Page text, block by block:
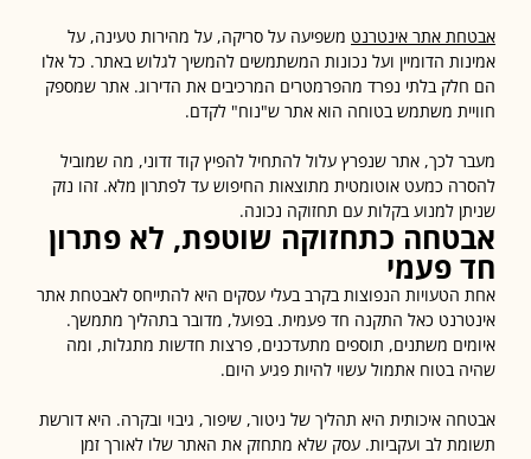
אתר אינטרנטמשפיעה על סריקה, על מהירות טעינה, על
הדומיין ועל נכונות המשתמשים להמשיך לגלוש באתר. כל אלו
בלתי נפרד מהפרמטרים המרכיבים את הדירוג. אתר שמספק
משתמש בטוחה הוא אתר ש"נוח" לקדם.
לכך, אתר שנפרץ עלול להתחיל להפיץ קוד זדוני, מה שמוביל
כמעט אוטומטית מתוצאות החיפוש עד לפתרון מלא. זהו נזק
למנוע בקלות עם תחזוקה נכונה.
כתחזוקה שוטפת, לא פתרון
פעמי
הנפוצות בקרב בעלי עסקים היא להתייחס לאבטחת אתר
כאל התקנה חד פעמית. בפועל, מדובר בתהליך מתמשך.
משתנים, תוספים מתעדכנים, פרצות חדשות מתגלות, ומה
בטוח אתמול עשוי להיות פגיע היום.
איכותית היא תהליך של ניטור, שיפור, גיבוי ובקרה. היא דורשת
לב ועקביות. עסק שלא מתחזק את האתר שלו לאורך זמן